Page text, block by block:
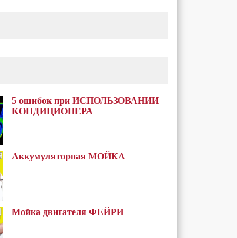
5 ошибок при ИСПОЛЬЗОВАНИИ
КОНДИЦИОНЕРА
Аккумуляторная МОЙКА
Мойка двигателя ФЕЙРИ